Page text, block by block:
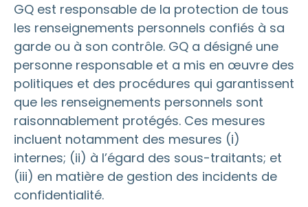
GQ est responsable de la protection de tous
les renseignements personnels confiés à sa
garde ou à son contrôle. GQ a désigné une
personne responsable et a mis en œuvre des
politiques et des procédures qui garantissent
que les renseignements personnels sont
raisonnablement protégés. Ces mesures
incluent notamment des mesures (i)
internes; (ii) à l’égard des sous-traitants; et
(iii) en matière de gestion des incidents de
confidentialité.